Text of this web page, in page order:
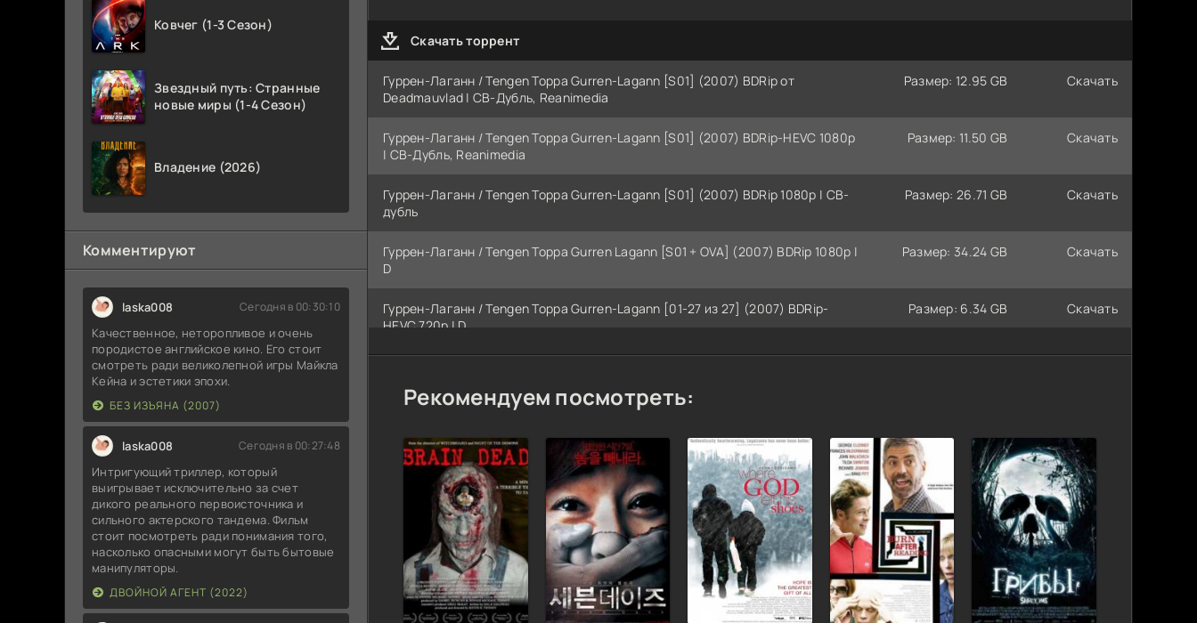
Ковчег (1-3 Сезон)
Звездный путь: Странные
новые миры (1-4 Сезон)
Владение (2026)
Комментируют
laska008 Сегодня в 00:30:10
Качественное, неторопливое и очень
породистое английское кино. Его стоит
смотреть ради великолепной игры Майкла
Кейна и эстетики эпохи.
БЕЗ ИЗЪЯНА (2007)
laska008 Сегодня в 00:27:48
Интригующий триллер, который
выигрывает исключительно за счет
дикого реального первоисточника и
сильного актерского тандема. Фильм
стоит посмотреть ради понимания того,
насколько опасными могут быть бытовые
манипуляторы.
ДВОЙНОЙ АГЕНТ (2022)
Скачать торрент
Гуррен-Лаганн / Tengen Toppa Gurren-Lagann [S01] (2007) BDRip от
Deadmauvlad | СВ-Дубль, Reanimedia
Размер: 12.95 GB Скачать
Гуррен-Лаганн / Tengen Toppa Gurren-Lagann [S01] (2007) BDRip-HEVC 1080p
| СВ-Дубль, Reanimedia
Размер: 11.50 GB Скачать
Гуррен-Лаганн / Tengen Toppa Gurren-Lagann [S01] (2007) BDRip 1080p | СВ-
дубль
Размер: 26.71 GB Скачать
Гуррен-Лаганн / Tengen Toppa Gurren Lagann [S01 + OVA] (2007) BDRip 1080p |
D
Размер: 34.24 GB Скачать
Гуррен-Лаганн / Tengen Toppa Gurren-Lagann [01-27 из 27] (2007) BDRip-
HEVC 720p | D
Размер: 6.34 GB Скачать
Лицензия
Гуррен-Лаганн / Tengen Toppa Gurren Lagann (2007) DVDRip | D Размер: 7.62 GB Скачать
Гуррен-Лаганн / Tengen Toppa Gurren Lagann / Gurren Lagann (2007-2008)
BDRip [AV1/2160p] [4K, SDR, 10-bit] (серии 1-27 из 27) Reanimedia, СВ-Дубль
[handmade Upscale AI]
Размер: 30.7 GB Скачать
Tengen Toppa Gurren-Lagann | Гуррен-Лаганн [2007-2008, TV, 27] BDRip 400p
raw+rus
Размер: 12.9 GB Скачать
Рекомендуем посмотреть: